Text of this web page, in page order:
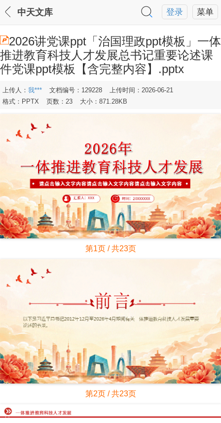
菜单
登录
中天文库
2026讲党课ppt「治国理政ppt模板」一体
推进教育科技人才发展总书记重要论述课
件党课ppt模板【含完整内容】.pptx
上传人： 我*** 文档编号：129228
上传时间：2026-06-21
格式：PPTX
页数：23 大小：871.28KB
第1页 / 共23页
第2页 / 共23页